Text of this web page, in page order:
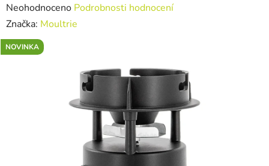
Průměrné hodnocení produktu je 0,0 z 5 hvězdiček.
Neohodnoceno Podrobnosti hodnocení
Značka: Moultrie
NOVINKA